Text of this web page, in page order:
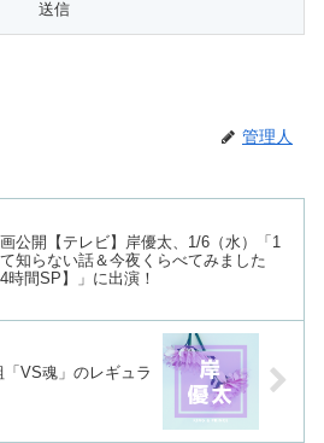
管理人
公開【テレビ】岸優太、1/6（水）「1
知らない話＆今夜くらべてみました
4時間SP】」に出演！
「VS魂」のレギュラ